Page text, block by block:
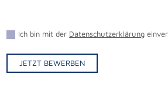
Ich bin mit der Datenschutzerklärung
JETZT BEWERBEN